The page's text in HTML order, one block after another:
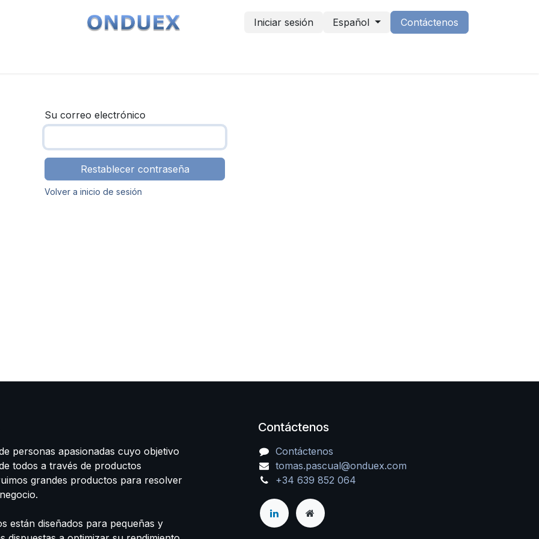
Iniciar sesión Español Contáctenos
Su correo electrónico
Restablecer contraseña
Volver a inicio de sesión
personas apasionadas cuyo objetivo
todos a través de productos
grandes productos para resolver
están diseñados para pequeñas y
Contáctenos
Contáctenos
tomas.pascual@onduex.com
+34 639 852 064